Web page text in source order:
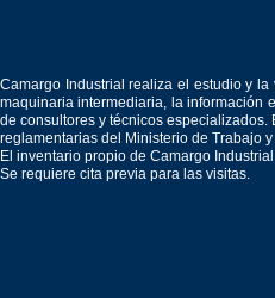
Camargo Industrial realiza el estudio y
maquinaria intermediaria, la información
de consultores y técnicos
reglamentarias del Ministerio de Trabajo
El inventario propio de Camargo
Se requiere cita previa para las visitas.